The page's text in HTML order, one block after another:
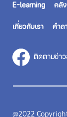
E-learning คลั
เกี่ยวกับเรา คำถ
ติดตามข่าว
@2022